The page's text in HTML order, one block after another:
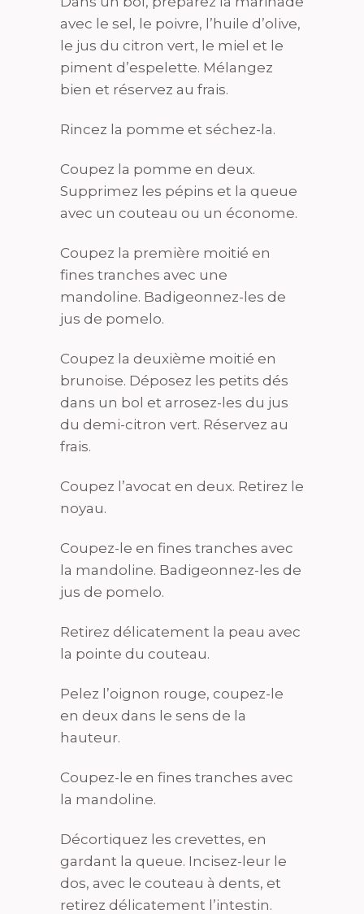
avec le sel, le poivre, l’huile d’olive,
le jus du citron vert, le miel et le
piment d’espelette. Mélangez
bien et réservez au frais.
Rincez la pomme et séchez-la.
Coupez la pomme en deux.
Supprimez les pépins et la queue
avec un couteau ou un économe.
Coupez la première moitié en
fines tranches avec une
mandoline. Badigeonnez-les de
jus de pomelo.
Coupez la deuxième moitié en
brunoise. Déposez les petits dés
dans un bol et arrosez-les du jus
du demi-citron vert. Réservez au
frais.
Coupez l’avocat en deux. Retirez le
noyau.
Coupez-le en fines tranches avec
la mandoline. Badigeonnez-les de
jus de pomelo.
Retirez délicatement la peau avec
la pointe du couteau.
Pelez l’oignon rouge, coupez-le
en deux dans le sens de la
hauteur.
Coupez-le en fines tranches avec
la mandoline.
Décortiquez les crevettes, en
gardant la queue. Incisez-leur le
dos, avec le couteau à dents, et
retirez délicatement l’intestin.